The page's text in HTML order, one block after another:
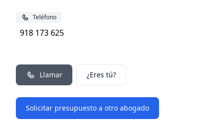
Teléfono
918 173 625
Llamar ¿Eres tú?
Solicitar presupuesto a otro abogado